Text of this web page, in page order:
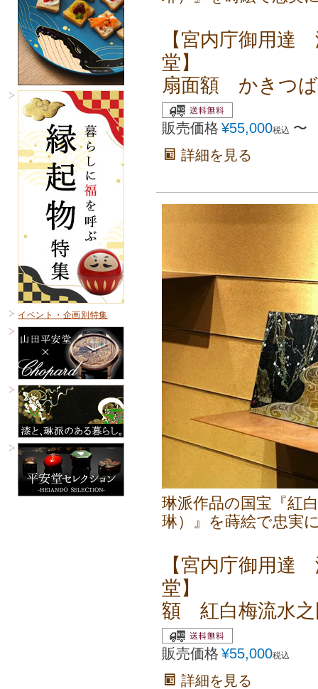
イベント・企画別特集
【宮内庁御用達
堂】
扇面額 かきつ
販売価格 ¥55,000税込 〜
詳細を見る
琳派作品の国宝『紅
琳）』を蒔絵で忠実
【宮内庁御用達
堂】
額 紅白梅流水之
販売価格 ¥55,000税込
詳細を見る